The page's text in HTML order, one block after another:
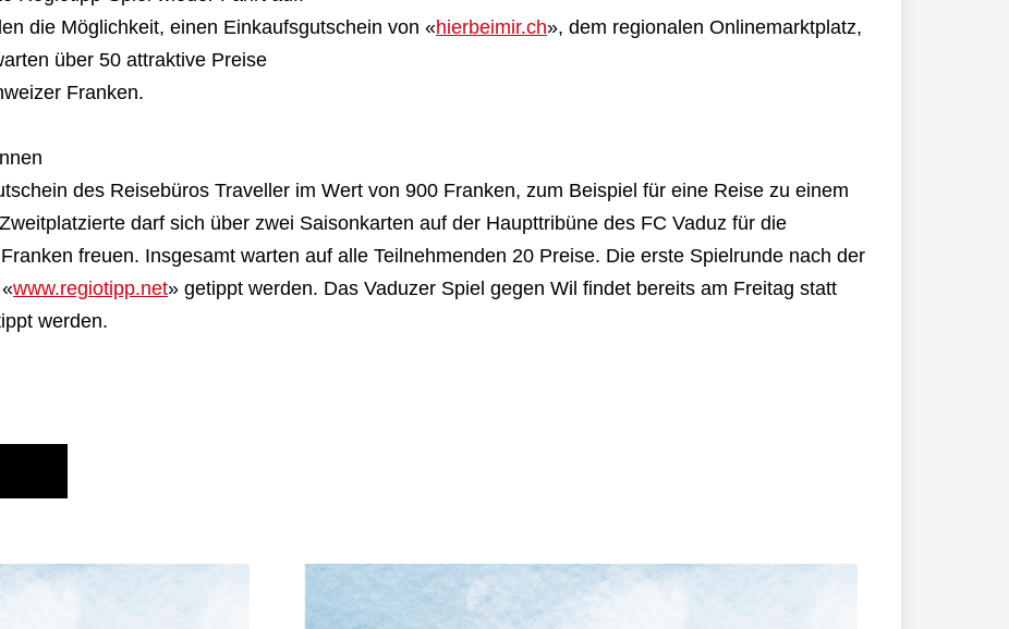
die Möglichkeit, einen Einkaufsgutschein von «hierbeimir.ch», dem regionalen Onlinemarktplatz,
über 50 attraktive Preise
Franken.
des Reisebüros Traveller im Wert von 900 Franken, zum Beispiel für eine Reise zu einem
darf sich über zwei Saisonkarten auf der Haupttribüne des FC Vaduz für die
freuen. Insgesamt warten auf alle Teilnehmenden 20 Preise. Die erste Spielrunde nach der
www.regiotipp.net» getippt werden. Das Vaduzer Spiel gegen Wil findet bereits am Freitag statt
werden.